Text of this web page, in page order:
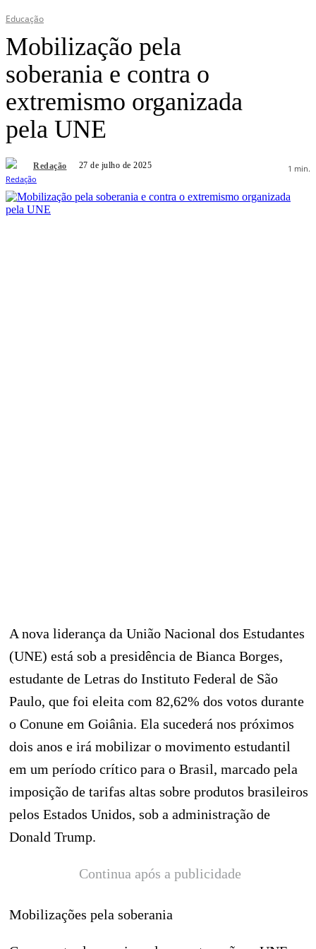
Educação
Mobilização pela
soberania e contra o
extremismo organizada
pela UNE
Redação 27 de julho de 2025 1 min.
A nova liderança da União Nacional dos Estudantes
(UNE) está sob a presidência de Bianca Borges,
estudante de Letras do Instituto Federal de São
Paulo, que foi eleita com 82,62% dos votos durante
o Conune em Goiânia. Ela sucederá nos próximos
dois anos e irá mobilizar o movimento estudantil
em um período crítico para o Brasil, marcado pela
imposição de tarifas altas sobre produtos brasileiros
pelos Estados Unidos, sob a administração de
Donald Trump.
Continua após a publicidade
Mobilizações pela soberania